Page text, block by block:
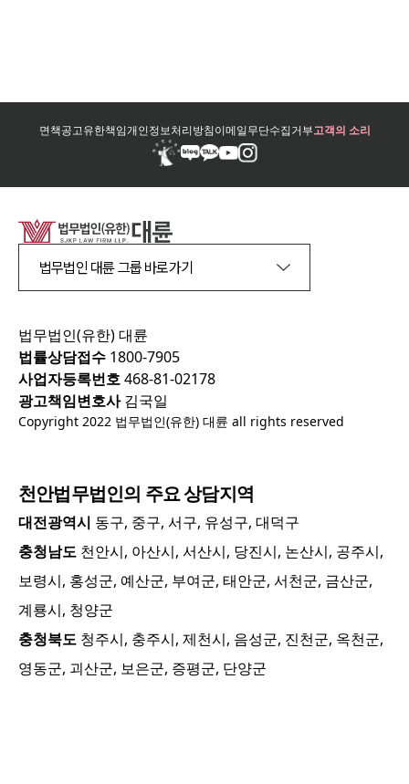
면책공고유한책임개인정보처리방침이메일무단수집거부고객의 소리
법무법인 대륜 그룹 바로가기
법무법인(유한) 대륜
법률상담접수 1800-7905
사업자등록번호468-81-02178
광고책임변호사김국일
Copyright 2022 법무법인(유한) 대륜 all rights reserved
천안법무법인의 주요 상담지역
대전광역시 동구, 중구, 서구, 유성구, 대덕구
충청남도 천안시, 아산시, 서산시, 당진시, 논산시, 공주시,
보령시, 홍성군, 예산군, 부여군, 태안군, 서천군, 금산군,
계룡시, 청양군
충청북도 청주시, 충주시, 제천시, 음성군, 진천군, 옥천군,
영동군, 괴산군, 보은군, 증평군, 단양군